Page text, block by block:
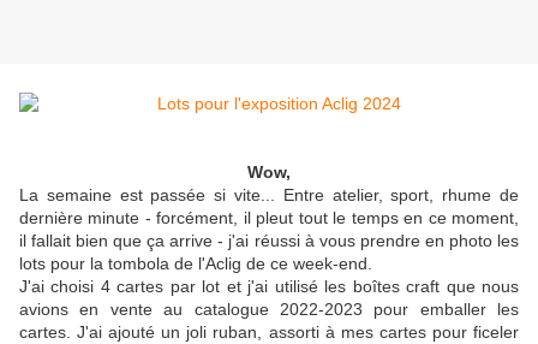
Wow,
La semaine est passée si vite... Entre atelier, sport, rhume de
dernière minute - forcément, il pleut tout le temps en ce moment,
il fallait bien que ça arrive - j'ai réussi à vous prendre en photo les
lots pour la tombola de l'Aclig de ce week-end.
J'ai choisi 4 cartes par lot et j'ai utilisé les boîtes craft que nous
avions en vente au catalogue 2022-2023 pour emballer les
cartes. J'ai ajouté un joli ruban, assorti à mes cartes pour ficeler